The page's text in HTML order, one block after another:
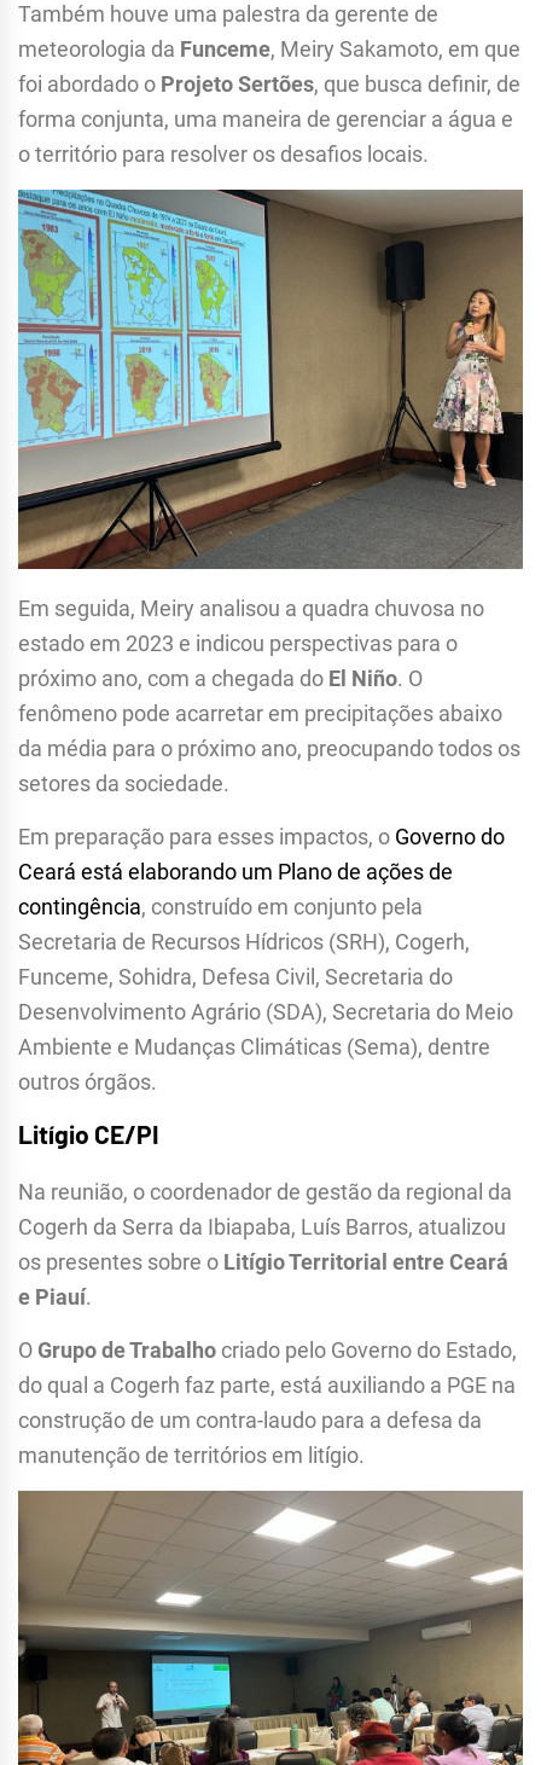
Também houve uma palestra da gerente de
meteorologia da Funceme, Meiry Sakamoto, em que
foi abordado o Projeto Sertões, que busca definir, de
forma conjunta, uma maneira de gerenciar a água e
o território para resolver os desafios locais.
Em seguida, Meiry analisou a quadra chuvosa no
estado em 2023 e indicou perspectivas para o
próximo ano, com a chegada do El Niño. O
fenômeno pode acarretar em precipitações abaixo
da média para o próximo ano, preocupando todos os
setores da sociedade.
Em preparação para esses impactos, o Governo do
Ceará está elaborando um Plano de ações de
contingência, construído em conjunto pela
Secretaria de Recursos Hídricos (SRH), Cogerh,
Funceme, Sohidra, Defesa Civil, Secretaria do
Desenvolvimento Agrário (SDA), Secretaria do Meio
Ambiente e Mudanças Climáticas (Sema), dentre
outros órgãos.
Litígio CE/PI
Na reunião, o coordenador de gestão da regional da
Cogerh da Serra da Ibiapaba, Luís Barros, atualizou
os presentes sobre o Litígio Territorial entre Ceará
e Piauí.
O Grupo de Trabalho criado pelo Governo do Estado,
do qual a Cogerh faz parte, está auxiliando a PGE na
construção de um contra-laudo para a defesa da
manutenção de territórios em litígio.